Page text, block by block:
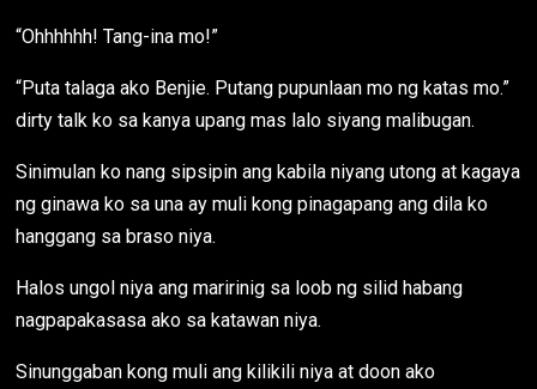
“Ohhhhhh! Tang-ina mo!”
“Puta talaga ako Benjie. Putang pupunlaan mo ng katas mo.”
dirty talk ko sa kanya upang mas lalo siyang malibugan.
Sinimulan ko nang sipsipin ang kabila niyang utong at kagaya
ng ginawa ko sa una ay muli kong pinagapang ang dila ko
hanggang sa braso niya.
Halos ungol niya ang maririnig sa loob ng silid habang
nagpapakasasa ako sa katawan niya.
Sinunggaban kong muli ang kilikili niya at doon ako